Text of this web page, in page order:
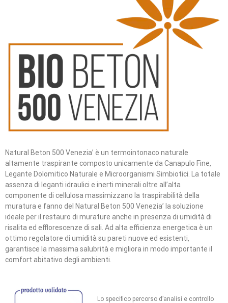
Natural Beton 500 Venezia’ è un termointonaco naturale
altamente traspirante composto unicamente da Canapulo Fine,
Legante Dolomitico Naturale e Microorganismi Simbiotici. La totale
assenza di leganti idraulici e inerti minerali oltre all’alta
componente di cellulosa massimizzano la traspirabilità della
muratura e fanno del Natural Beton 500 Venezia’ la soluzione
ideale per il restauro di murature anche in presenza di umidità di
risalita ed efflorescenze di sali. Ad alta efficienza energetica è un
ottimo regolatore di umidità su pareti nuove ed esistenti,
garantisce la massima salubrità e migliora in modo importante il
comfort abitativo degli ambienti.
Lo specifico percorso d’analisi e controllo